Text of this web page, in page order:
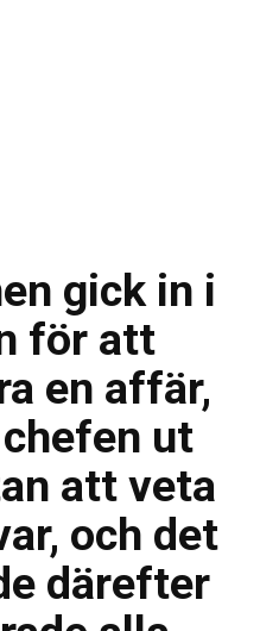
gick in i
för att
en affär,
ut
att veta
och det
därefter